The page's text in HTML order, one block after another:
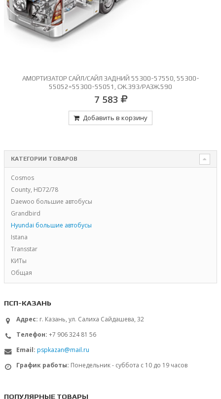
АМОРТИЗАТОР САЙЛ/САЙЛ ЗАДНИЙ 55300-57550, 55300-
55052=55300-55051, СЖ.393/РАЗЖ.590
7 583
Добавить в корзину
КАТЕГОРИИ ТОВАРОВ
Cosmos
County, HD72/78
Daewoo большие автобусы
Grandbird
Hyundai большие автобусы
Istana
Transstar
КИТы
Общая
ПСП-КАЗАНЬ
Адрес: г. Казань, ул. Салиха Сайдашева, 32
Телефон: +7 906 324 81 56
Email: pspkazan@mail.ru
График работы: Понедельник - суббота с 10 до 19 часов
ПОПУЛЯРНЫЕ ТОВАРЫ